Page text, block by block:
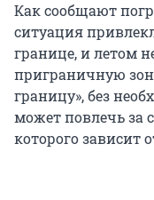
Как сообщают
ситуация
границе, и летом
приграничную
границу», без
может повлечь за
которого зависит